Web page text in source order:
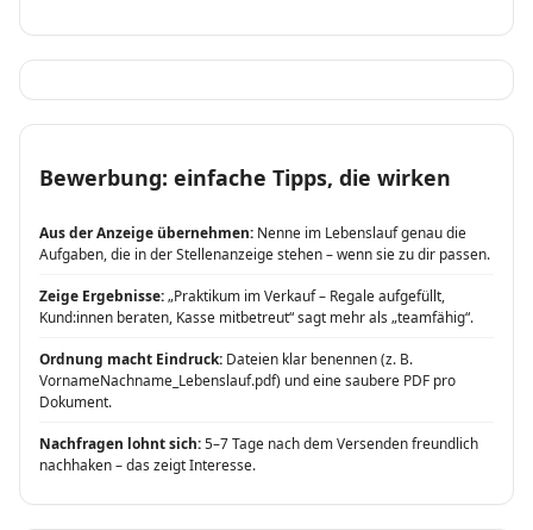
Bewerbung: einfache Tipps, die wirken
Aus der Anzeige übernehmen: Nenne im Lebenslauf genau die
Aufgaben, die in der Stellenanzeige stehen – wenn sie zu dir passen.
Zeige Ergebnisse:„Praktikum im Verkauf – Regale aufgefüllt,
Kund:innen beraten, Kasse mitbetreut“ sagt mehr als „teamfähig“.
Ordnung macht Eindruck: Dateien klar benennen (z. B.
VornameNachname_Lebenslauf.pdf) und eine saubere PDF pro
Dokument.
Nachfragen lohnt sich:5–7 Tage nach dem Versenden freundlich
nachhaken – das zeigt Interesse.